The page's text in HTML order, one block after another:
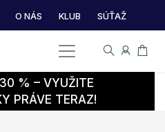
O NÁS KLUB SÚŤAŽ
% – VYUŽITE
PRÁVE TERAZ!